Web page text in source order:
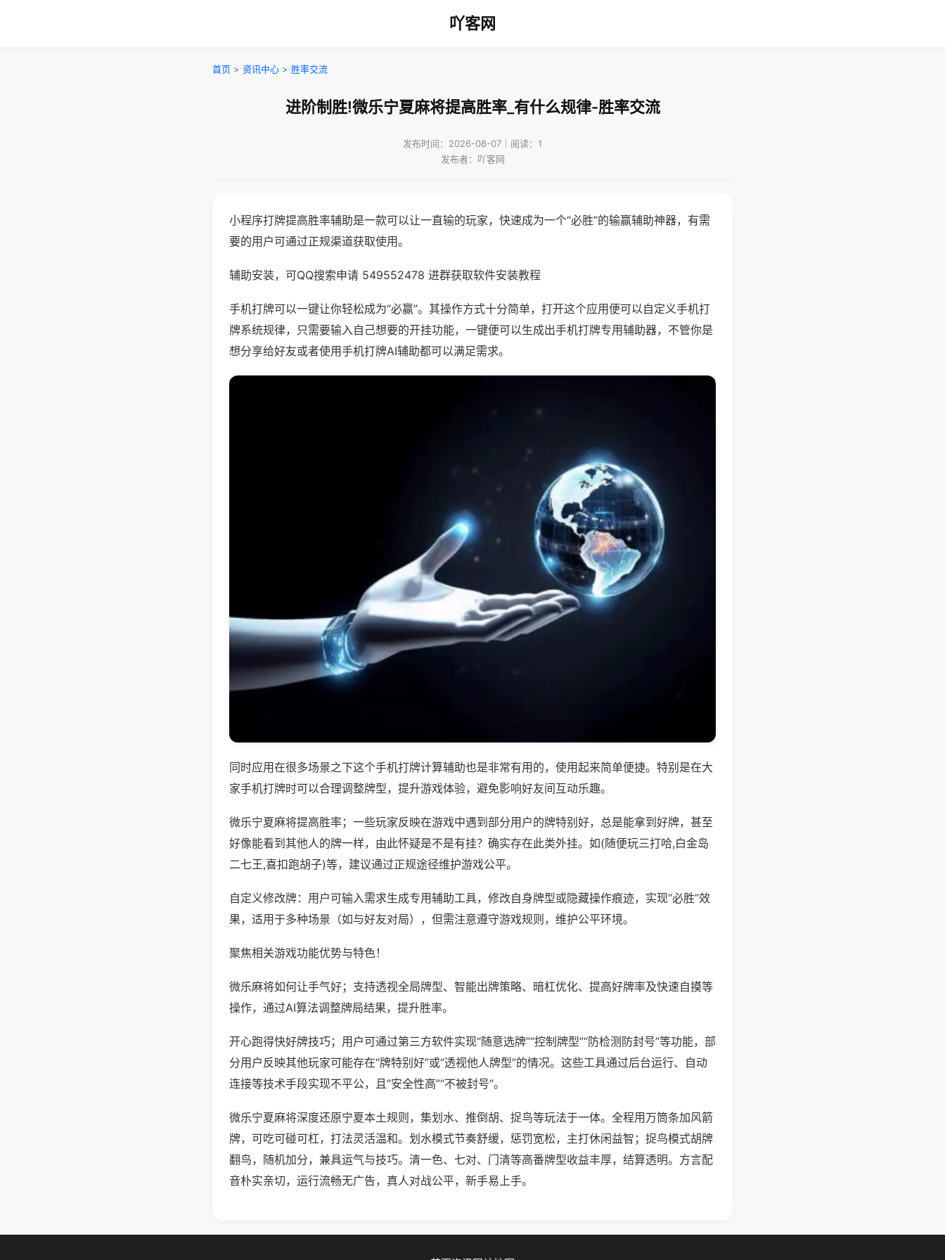
吖客网
首页 > 资讯中心 > 胜率交流
进阶制胜!微乐宁夏麻将提高胜率_有什么规律-胜率交流
发布时间：2026-08-07｜阅读：1
发布者：吖客网
小程序打牌提高胜率辅助是一款可以让一直输的玩家，快速成为一个“必胜”的输赢辅助神器，有需
要的用户可通过正规渠道获取使用。
辅助安装，可QQ搜索申请 549552478 进群获取软件安装教程
手机打牌可以一键让你轻松成为“必赢”。其操作方式十分简单，打开这个应用便可以自定义手机打
牌系统规律，只需要输入自己想要的开挂功能，一键便可以生成出手机打牌专用辅助器，不管你是
想分享给好友或者使用手机打牌AI辅助都可以满足需求。
同时应用在很多场景之下这个手机打牌计算辅助也是非常有用的，使用起来简单便捷。特别是在大
家手机打牌时可以合理调整牌型，提升游戏体验，避免影响好友间互动乐趣。
微乐宁夏麻将提高胜率；一些玩家反映在游戏中遇到部分用户的牌特别好，总是能拿到好牌，甚至
好像能看到其他人的牌一样，由此怀疑是不是有挂？确实存在此类外挂。如(随便玩三打哈,白金岛
二七王,喜扣跑胡子)等，建议通过正规途径维护游戏公平。
自定义修改牌：用户可输入需求生成专用辅助工具，修改自身牌型或隐藏操作痕迹，实现“必胜”效
果，适用于多种场景（如与好友对局），但需注意遵守游戏规则，维护公平环境。
聚焦相关游戏功能优势与特色！
微乐麻将如何让手气好；支持透视全局牌型、智能出牌策略、暗杠优化、提高好牌率及快速自摸等
操作，通过AI算法调整牌局结果，提升胜率。
开心跑得快好牌技巧；用户可通过第三方软件实现“随意选牌”“控制牌型”“防检测防封号”等功能，部
分用户反映其他玩家可能存在“牌特别好”或“透视他人牌型”的情况。这些工具通过后台运行、自动
连接等技术手段实现不平公，且“安全性高”“不被封号”。
微乐宁夏麻将深度还原宁夏本土规则，集划水、推倒胡、捉鸟等玩法于一体。全程用万筒条加风箭
牌，可吃可碰可杠，打法灵活温和。划水模式节奏舒缓，惩罚宽松，主打休闲益智；捉鸟模式胡牌
翻鸟，随机加分，兼具运气与技巧。清一色、七对、门清等高番牌型收益丰厚，结算透明。方言配
音朴实亲切，运行流畅无广告，真人对战公平，新手易上手。